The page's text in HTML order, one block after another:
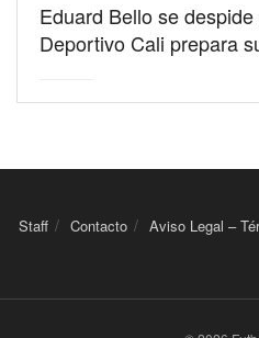
Eduard Bello se
Deportivo Cali prepara
Staff Contacto Aviso Legal –